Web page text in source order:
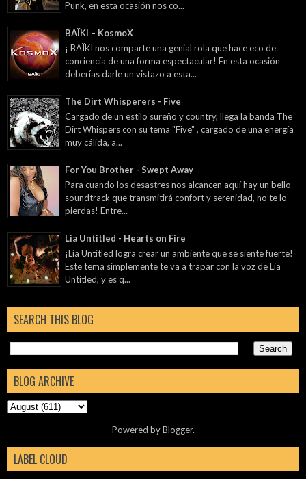
Punk, en esta ocasión nos co...
BAÏKI – KosmoX
¡ BAÏKI nos comparte una genial rola que hace eco de
conciencia de una forma espectacular! En esta ocasión
deberías darle un vistazo a esta...
The Dirt Whisperers - Five
Cargado de un estilo sureño y country, llega la banda The
Dirt Whispers con su tema "Five" , cargado de una energía
muy cálida, a...
For You Brother - Swept Away
Para cuando los desastres nos alcancen aquí hay un bello
soundtrack que transmitirá confort y serenidad, no te lo
pierdas! Entre...
Lia Untitled - Hearts on Fire
¡Lia Untitled logra crear un ambiente que se siente fuerte!
Este tema simplemente te va a trapar con la voz de Lia
Untitled, y es q...
SEARCH THIS BLOG
BLOG ARCHIVE
Powered byBlogger.
LABEL CLOUD